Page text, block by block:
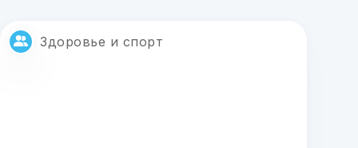
Здоровье и спорт